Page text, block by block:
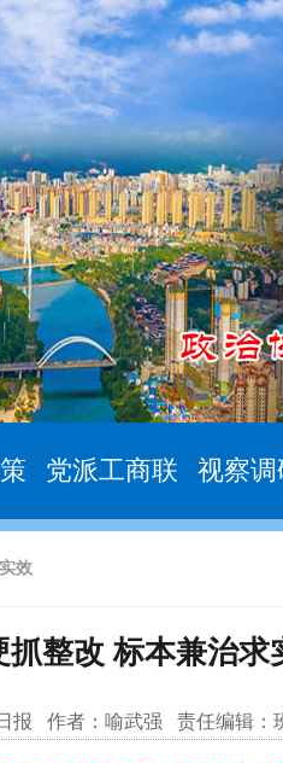
党派工商联 视察调
效
整改 标本兼治求
报 作者： 喻武强 责任编辑：